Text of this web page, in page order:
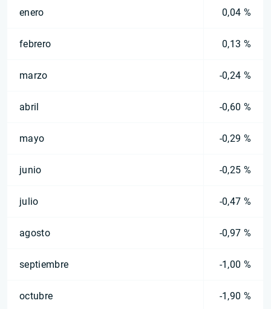
enero 0,04 %
febrero 0,13 %
marzo -0,24 %
abril -0,60 %
mayo -0,29 %
junio -0,25 %
julio -0,47 %
agosto -0,97 %
septiembre -1,00 %
octubre -1,90 %